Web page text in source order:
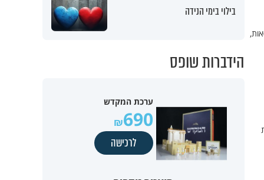
בילוי בימי הנידה
הידברות שופס
ערכת המקדש
690
לרכישה